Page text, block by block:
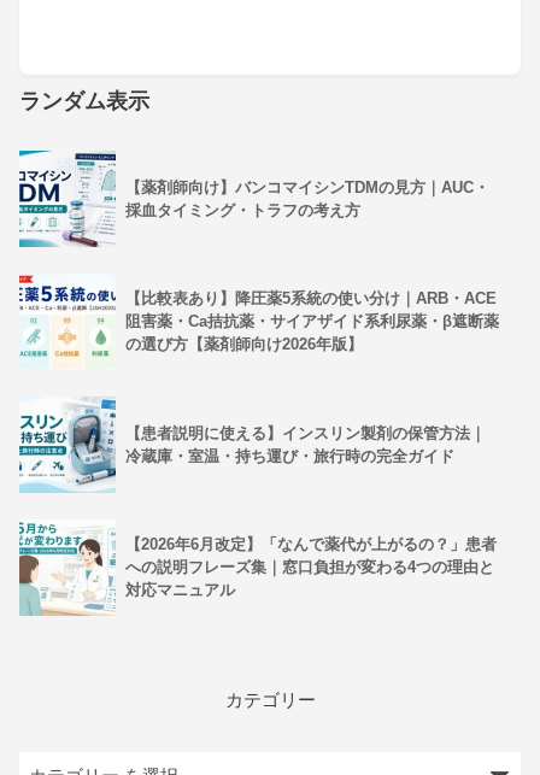
ランダム表示
【薬剤師向け】バンコマイシンTDMの見方｜AUC・
採血タイミング・トラフの考え方
【比較表あり】降圧薬5系統の使い分け｜ARB・ACE
阻害薬・Ca拮抗薬・サイアザイド系利尿薬・β遮断薬
の選び方【薬剤師向け2026年版】
【患者説明に使える】インスリン製剤の保管方法｜
冷蔵庫・室温・持ち運び・旅行時の完全ガイド
【2026年6月改定】「なんで薬代が上がるの？」患者
への説明フレーズ集｜窓口負担が変わる4つの理由と
対応マニュアル
カテゴリー